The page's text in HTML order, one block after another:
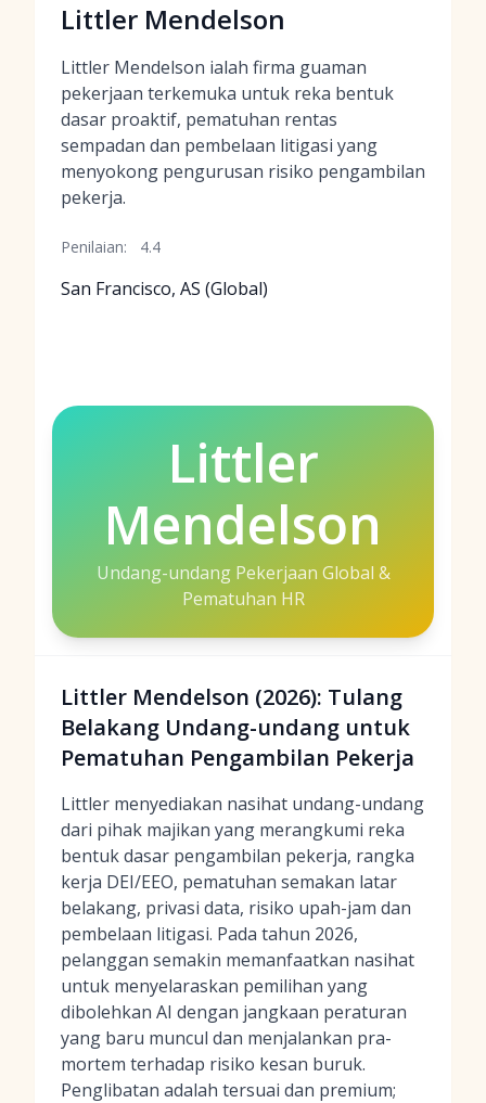
Littler Mendelson
Littler Mendelson ialah firma guaman
pekerjaan terkemuka untuk reka bentuk
dasar proaktif, pematuhan rentas
sempadan dan pembelaan litigasi yang
menyokong pengurusan risiko pengambilan
pekerja.
Penilaian: 4.4
San Francisco, AS (Global)
Littler
Mendelson
Undang-undang Pekerjaan Global &
Pematuhan HR
Littler Mendelson (2026): Tulang
Belakang Undang-undang untuk
Pematuhan Pengambilan Pekerja
Littler menyediakan nasihat undang-undang
dari pihak majikan yang merangkumi reka
bentuk dasar pengambilan pekerja, rangka
kerja DEI/EEO, pematuhan semakan latar
belakang, privasi data, risiko upah-jam dan
pembelaan litigasi. Pada tahun 2026,
pelanggan semakin memanfaatkan nasihat
untuk menyelaraskan pemilihan yang
dibolehkan AI dengan jangkaan peraturan
yang baru muncul dan menjalankan pra-
mortem terhadap risiko kesan buruk.
Penglibatan adalah tersuai dan premium;